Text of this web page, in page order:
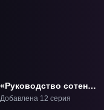
«Руководство сотен
демонов 5» ТВ-5
Добавлена 12 серия